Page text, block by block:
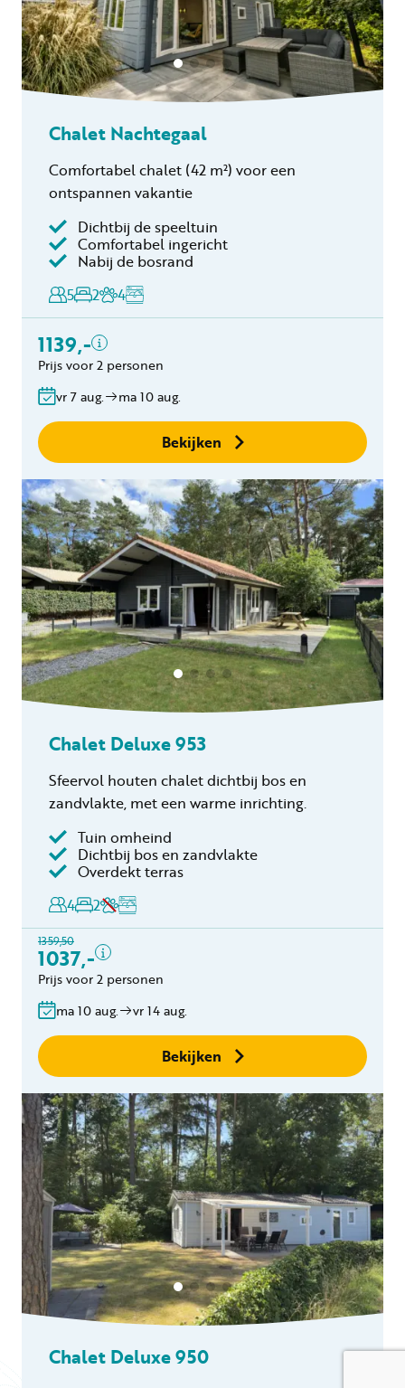
Chalet Nachtegaal
Comfortabel chalet (42 m²) voor een
ontspannen vakantie
Dichtbij de speeltuin
Comfortabel ingericht
Nabij de bosrand
5
2 4
1139,-
Inclusief
Toeristenbelasting
binnen 24 uur
Geen boekingskosten
Prijs voor 2 personen
vr 7 aug. ma 10 aug.
Bekijken
Chalet Deluxe 953
Sfeervol houten chalet dichtbij bos en
zandvlakte, met een warme inrichting.
Tuin omheind
Dichtbij bos en zandvlakte
Overdekt terras
4
2
1359,50
1037,-
Inclusief
Toeristenbelasting
binnen 24 uur
Geen boekingskosten
Prijs voor 2 personen
ma 10 aug. vr 14 aug.
Bekijken
Chalet Deluxe 950